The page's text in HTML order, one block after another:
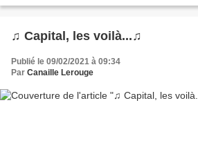
♫ Capital, les voilà...♫
Publié le 09/02/2021 à 09:34
Par Canaille Lerouge